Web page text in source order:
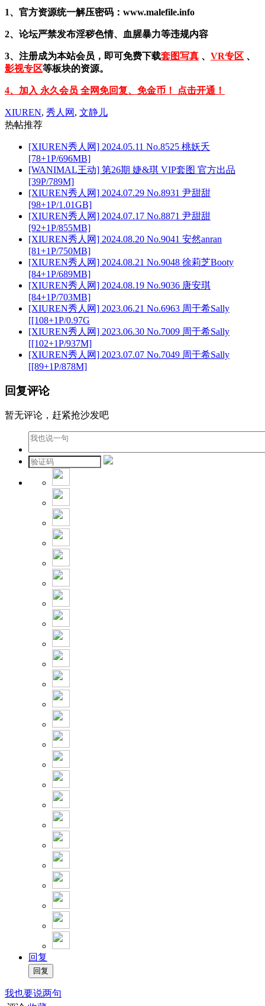
1、官方资源统一解压密码：www.malefile.info
2、论坛严禁发布淫秽色情、血腥暴力等违规内容
3、注册成为本站会员，即可免费下载套图写真 、 VR专区 、
影视专区等板块的资源。
4、加入 永久会员 全网免回复、免金币！ 点击开通！
XIUREN, 秀人网 , 文静儿
热帖推荐
[XIUREN秀人网] 2024.05.11 No.8525 桃妖夭
[78+1P/696MB]
[WANIMAL王动] 第26期 婕&琪 VIP套图 官方出品
[39P/789M]
[XIUREN秀人网] 2024.07.29 No.8931 尹甜甜
[98+1P/1.01GB]
[XIUREN秀人网] 2024.07.17 No.8871 尹甜甜
[92+1P/855MB]
[XIUREN秀人网] 2024.08.20 No.9041 安然anran
[81+1P/750MB]
[XIUREN秀人网] 2024.08.21 No.9048 徐莉芝Booty
[84+1P/689MB]
[XIUREN秀人网] 2024.08.19 No.9036 唐安琪
[84+1P/703MB]
[XIUREN秀人网] 2023.06.21 No.6963 周于希Sally
[[108+1P/0.97G
[XIUREN秀人网] 2023.06.30 No.7009 周于希Sally
[[102+1P/937M]
[XIUREN秀人网] 2023.07.07 No.7049 周于希Sally
[[89+1P/878M]
回复评论
暂无评论，赶紧抢沙发吧
回复
我也要说两句